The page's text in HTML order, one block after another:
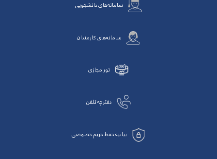
سامانه‌های دانشجویی
سامانه‌های کارمندان
تور مجازی
دفترچه تلفن
بیانیه حفظ حریم خصوصی